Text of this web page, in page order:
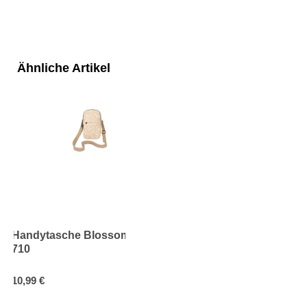
Ähnliche Artikel
Handytasche Blossoms sand
710
10,99 €